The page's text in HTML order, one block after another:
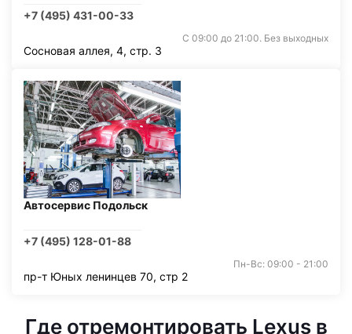
+7 (495) 431-00-33
С 09:00 до 21:00. Без выходных
Сосновая аллея, 4, стр. 3
Автосервис Подольск
+7 (495) 128-01-88
Пн-Вс: 09:00 - 21:00
пр-т Юных ленинцев 70, стр 2
Где отремонтировать Lexus в